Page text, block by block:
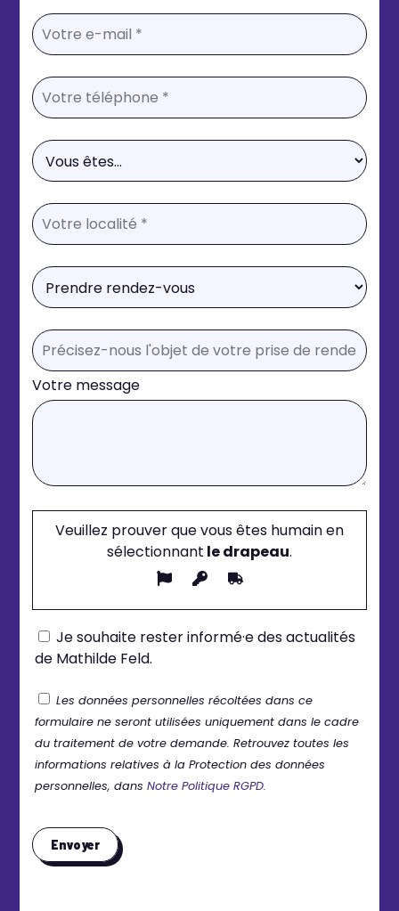
Votre message
Veuillez prouver que vous êtes humain en
sélectionnant le drapeau.
Je souhaite rester informé·e des actualités
de Mathilde Feld.
Les données personnelles récoltées dans ce
formulaire ne seront utilisées uniquement dans le cadre
du traitement de votre demande. Retrouvez toutes les
informations relatives à la Protection des données
personnelles, dansNotre Politique RGPD.